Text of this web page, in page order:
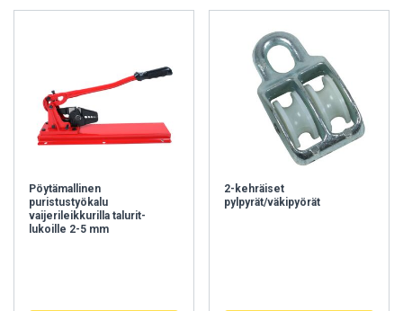
Pöytämallinen
puristustyökalu
vaijerileikkurilla talurit-
lukoille 2-5 mm
2-kehräiset
pylpyrät/väkipyörät